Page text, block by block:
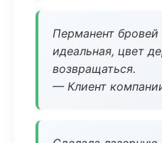
Перманент
идеальная, цвет
возвращаться.
— Клиент